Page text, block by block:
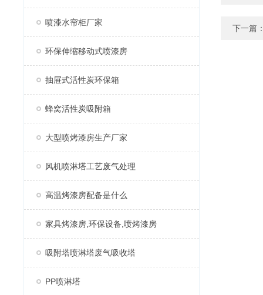
喷漆水帘柜厂家
环保伸缩移动式喷漆房
抽屉式活性炭环保箱
蜂窝活性炭吸附箱
大型喷烤漆房生产厂家
风机喷淋塔工艺废气处理
高温烤漆房配备是什么
家具烤漆房,环保设备,喷烤漆房
吸附塔喷淋塔废气吸收塔
PP喷淋塔
下一篇